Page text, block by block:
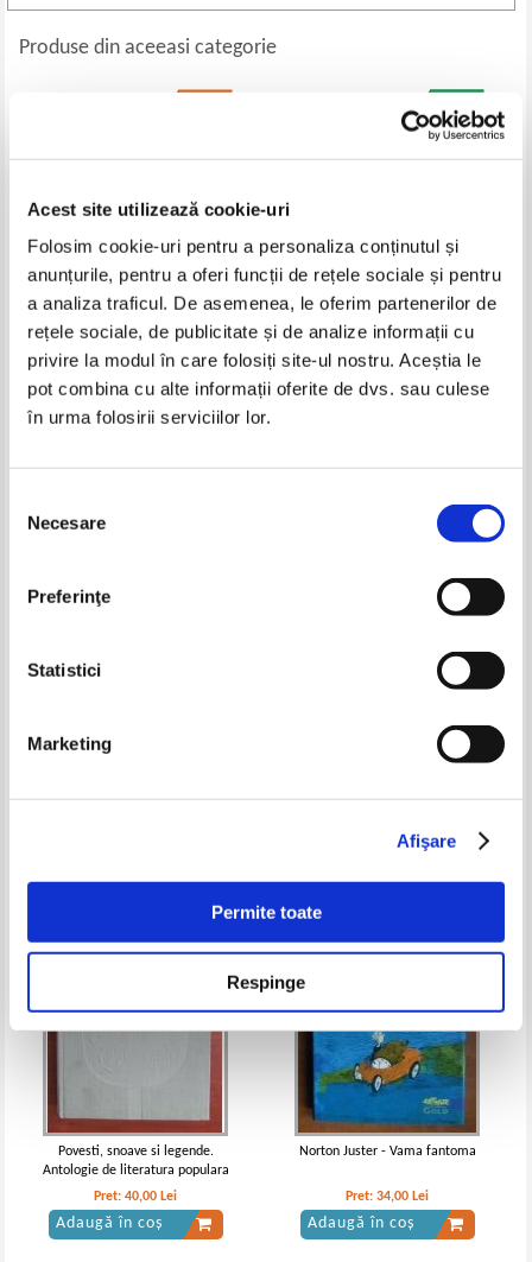
Acest site utilizează cookie-uri
Folosim cookie-uri pentru a personaliza conținutul și
anunțurile, pentru a oferi funcții de rețele sociale și pentru
a analiza traficul. De asemenea, le oferim partenerilor de
rețele sociale, de publicitate și de analize informații cu
privire la modul în care folosiți site-ul nostru. Aceștia le
pot combina cu alte informații oferite de dvs. sau culese
în urma folosirii serviciilor lor.
consimțământului
Necesare
Preferinţe
Statistici
Marketing
Afişare
Permite toate
Respinge
Produse din aceeasi categorie
Anne McKie - 50 Bedtime
Pret:45,00Lei 31,50 Lei
Adaugă în coș
Dav Pilkey - Aventurile
capitanului Chilot (editia color)
Pret: 37,00 Lei
Basme si povesti romanesti
Pret:48,00Lei 33,60 Lei
Alexandru Mitru - Legendele
Pret:32,00 Lei
Povesti, snoave si legende.
Antologie de literatura populara
Pret:40,00 Lei
Adaugă în coș
Norton Juster - Vama fantoma
Pret:34,00 Lei
Adaugă în coș